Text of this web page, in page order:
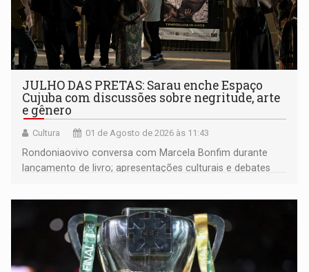
JULHO DAS PRETAS: Sarau enche Espaço
Cujuba com discussões sobre negritude, arte
e gênero
Cultura 01 de Agosto de 2026 às 11:43
Rondoniaovivo conversa com Marcela Bonfim durante
lançamento de livro; apresentações culturais e debates
também durante agosto